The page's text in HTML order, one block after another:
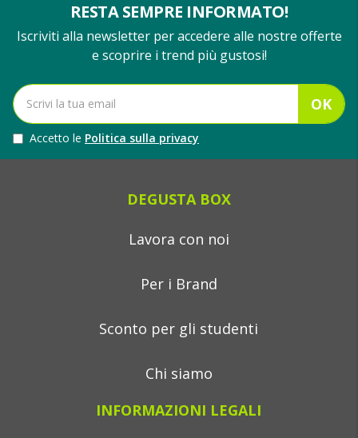
RESTA SEMPRE INFORMATO!
Iscriviti alla newsletter per accedere alle nostre offerte
e scoprire i trend più gustosi!
OK
Accetto le Politica sulla privacy
DEGUSTA BOX
Lavora con noi
Per i Brand
Sconto per gli studenti
Chi siamo
INFORMAZIONI LEGALI